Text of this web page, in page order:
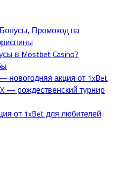
Промокод на
в Mostbet Casino?
новогодняя акция от 1xBet
— рождественский турнир
от 1xBet для любителей